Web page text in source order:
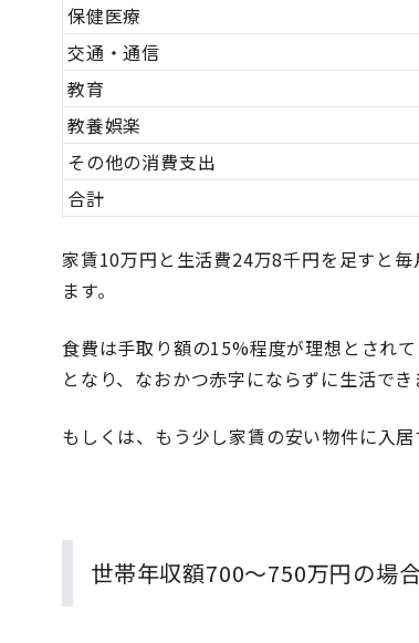
保健医療
交通・通信
教育
教養娯楽
その他の消費支出
合計
家賃10万円と生活費24万8千円を足すと
ます。
食費は手取り額の15%程度が理想とされ
となり、なおかつ赤字にならずに生活でき
もしくは、もう少し家賃の安い物件に入居
世帯年収額700〜750万円の場